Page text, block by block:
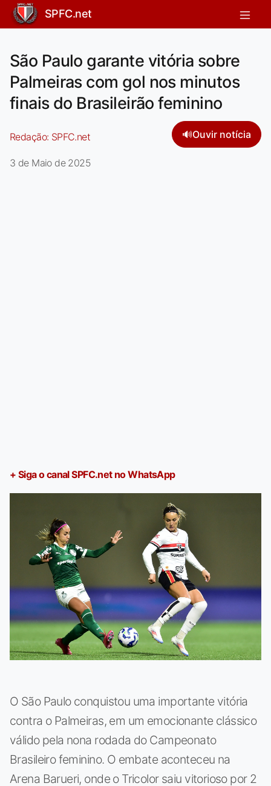
SPFC.net
São Paulo garante vitória sobre
Palmeiras com gol nos minutos
finais do Brasileirão feminino
Redação: SPFC.net 🔊Ouvir notícia
3 de Maio de 2025
+ Siga o canal SPFC.net no WhatsApp
O São Paulo conquistou uma importante vitória
contra o Palmeiras, em um emocionante clássico
válido pela nona rodada do Campeonato
Brasileiro feminino. O embate aconteceu na
Arena Barueri, onde o Tricolor saiu vitorioso por 2